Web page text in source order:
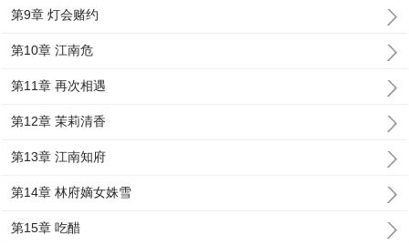
第9章 灯会赌约
第10章 江南危
第11章 再次相遇
第12章 茉莉清香
第13章 江南知府
第14章 林府嫡女姝雪
第15章 吃醋